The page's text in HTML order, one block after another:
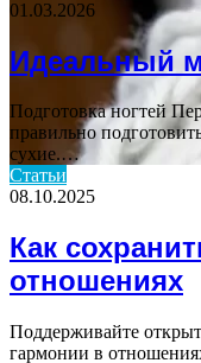
01.03.2026
Идеальный
Подготовка ногтей
правильно
сухие.…
Статьи
08.10.2025
Как
отношениях
Поддерживайте
гармонии в